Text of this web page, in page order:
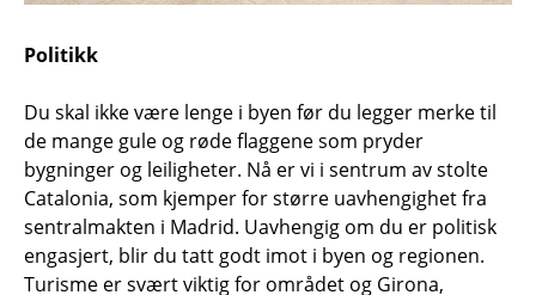
Politikk
Du skal ikke være lenge i byen før du legger merke til
de mange gule og røde flaggene som pryder
bygninger og leiligheter. Nå er vi i sentrum av stolte
Catalonia, som kjemper for større uavhengighet fra
sentralmakten i Madrid. Uavhengig om du er politisk
engasjert, blir du tatt godt imot i byen og regionen.
Turisme er svært viktig for området og Girona,